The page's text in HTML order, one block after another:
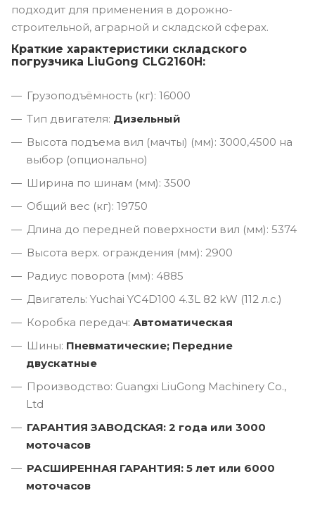
подходит для применения в дорожно-
строительной, аграрной и складской сферах.
Краткие характеристики складского
погрузчика LiuGong CLG2160H:
Грузоподъёмность (кг): 16000
Тип двигателя: Дизельный
Высота подъема вил (мачты) (мм): 3000,4500 на
выбор (опционально)
Ширина по шинам (мм): 3500
Общий вес (кг): 19750
Длина до передней поверхности вил (мм): 5374
Высота верх. ограждения (мм): 2900
Радиус поворота (мм): 4885
Двигатель: Yuchai YC4D100 4.3L 82 kW (112 л.с.)
Коробка передач: Автоматическая
Шины: Пневматические; Передние
двускатные
Производство: Guangxi LiuGong Machinery Co.,
Ltd
ГАРАНТИЯ ЗАВОДСКАЯ: 2 года или 3000
моточасов
РАСШИРЕННАЯ ГАРАНТИЯ: 5 лет или 6000
моточасов